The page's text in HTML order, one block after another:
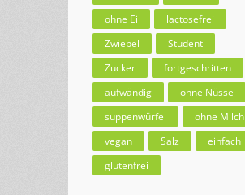
ohne Ei
lactosefrei
Zwiebel
Student
Zucker
fortgeschritten
aufwändig
ohne Nüsse
suppenwürfel
ohne Milch
vegan
Salz
einfach
glutenfrei